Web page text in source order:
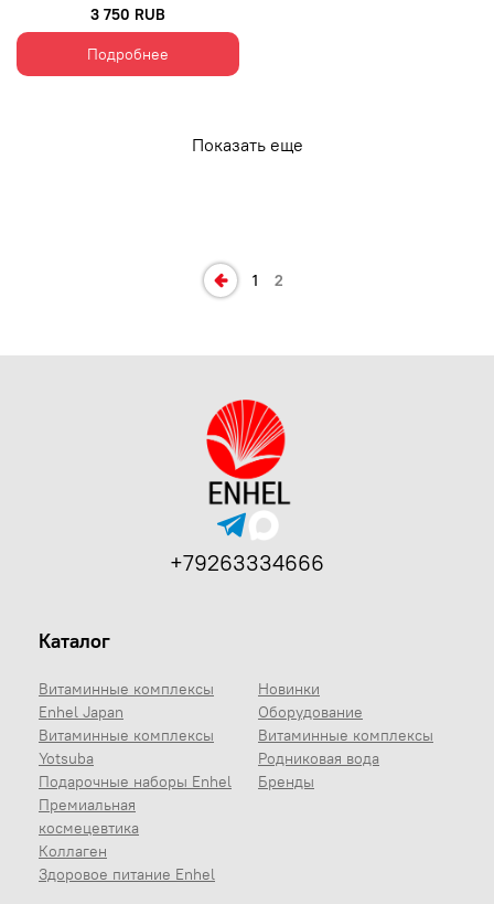
3 750 RUB
Подробнее
Показать еще
1 2
Каталог
Витаминные комплексы
Enhel Japan
Витаминные комплексы
Yotsuba
Подарочные наборы Enhel
Премиальная
космецевтика
Коллаген
Здоровое питание Enhel
Новинки
Оборудование
Витаминные комплексы
Родниковая вода
Бренды
+79263334666